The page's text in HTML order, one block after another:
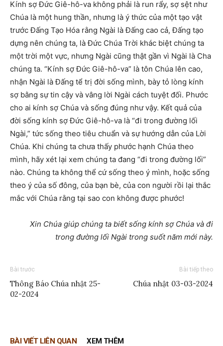
Kính sợ Đức Giê-hô-va không phải là run rẩy, sợ sệt như
Chúa là một hung thần, nhưng là ý thức của một tạo vật
trước Đấng Tạo Hóa rằng Ngài là Đấng cao cả, Đấng tạo
dựng nên chúng ta, là Đức Chúa Trời khác biệt chúng ta
một trời một vực, nhưng Ngài cũng thật gần vì Ngài là Cha
chúng ta. “Kính sợ Đức Giê-hô-va” là tôn Chúa lên cao,
nhận Ngài là Đấng tể trị đời sống mình, bày tỏ lòng kính
sợ bằng sự tin cậy và vâng lời Ngài cách tuyệt đối. Phước
cho ai kính sợ Chúa và sống đúng như vậy. Kết quả của
đời sống kính sợ Đức Giê-hô-va là “đi trong đường lối
Ngài,” tức sống theo tiêu chuẩn và sự hướng dẫn của Lời
Chúa. Khi chúng ta chưa thấy phước hạnh Chúa theo
mình, hãy xét lại xem chúng ta đang “đi trong đường lối”
nào. Chúng ta không thể cứ sống theo ý mình, hoặc sống
theo ý của số đông, của bạn bè, của con người rồi lại thắc
mắc với Chúa rằng tại sao con không được phước!
Xin Chúa giúp chúng ta biết sống kính sợ Chúa và đi
trong đường lối Ngài trong suốt năm mới này.
Bài trước
Thông Báo Chúa nhật 25-
02-2024
Bài tiếp theo
Chúa nhật 03-03-2024
BÀI VIẾT LIÊN QUAN XEM THÊM